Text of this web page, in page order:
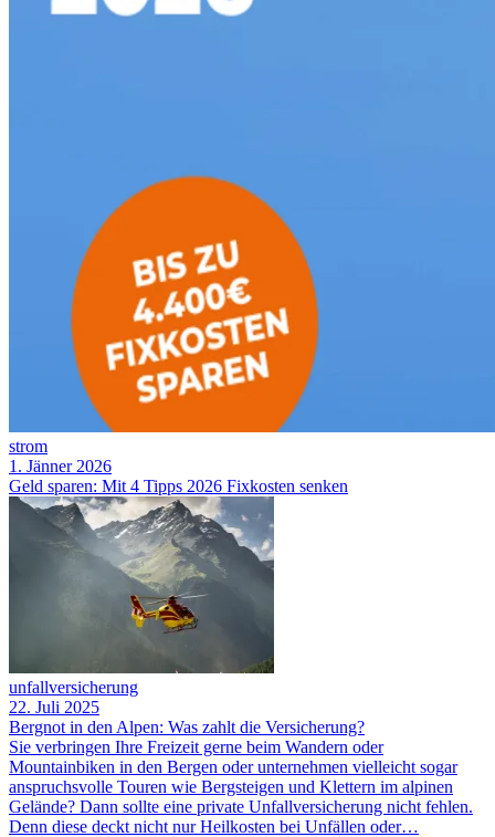
strom
1. Jänner 2026
Geld sparen: Mit 4 Tipps 2026 Fixkosten senken
unfallversicherung
22. Juli 2025
Bergnot in den Alpen: Was zahlt die Versicherung?
Sie verbringen Ihre Freizeit gerne beim Wandern oder
Mountainbiken in den Bergen oder unternehmen vielleicht sogar
anspruchsvolle Touren wie Bergsteigen und Klettern im alpinen
Gelände? Dann sollte eine private Unfallversicherung nicht fehlen.
Denn diese deckt nicht nur Heilkosten bei Unfällen oder…